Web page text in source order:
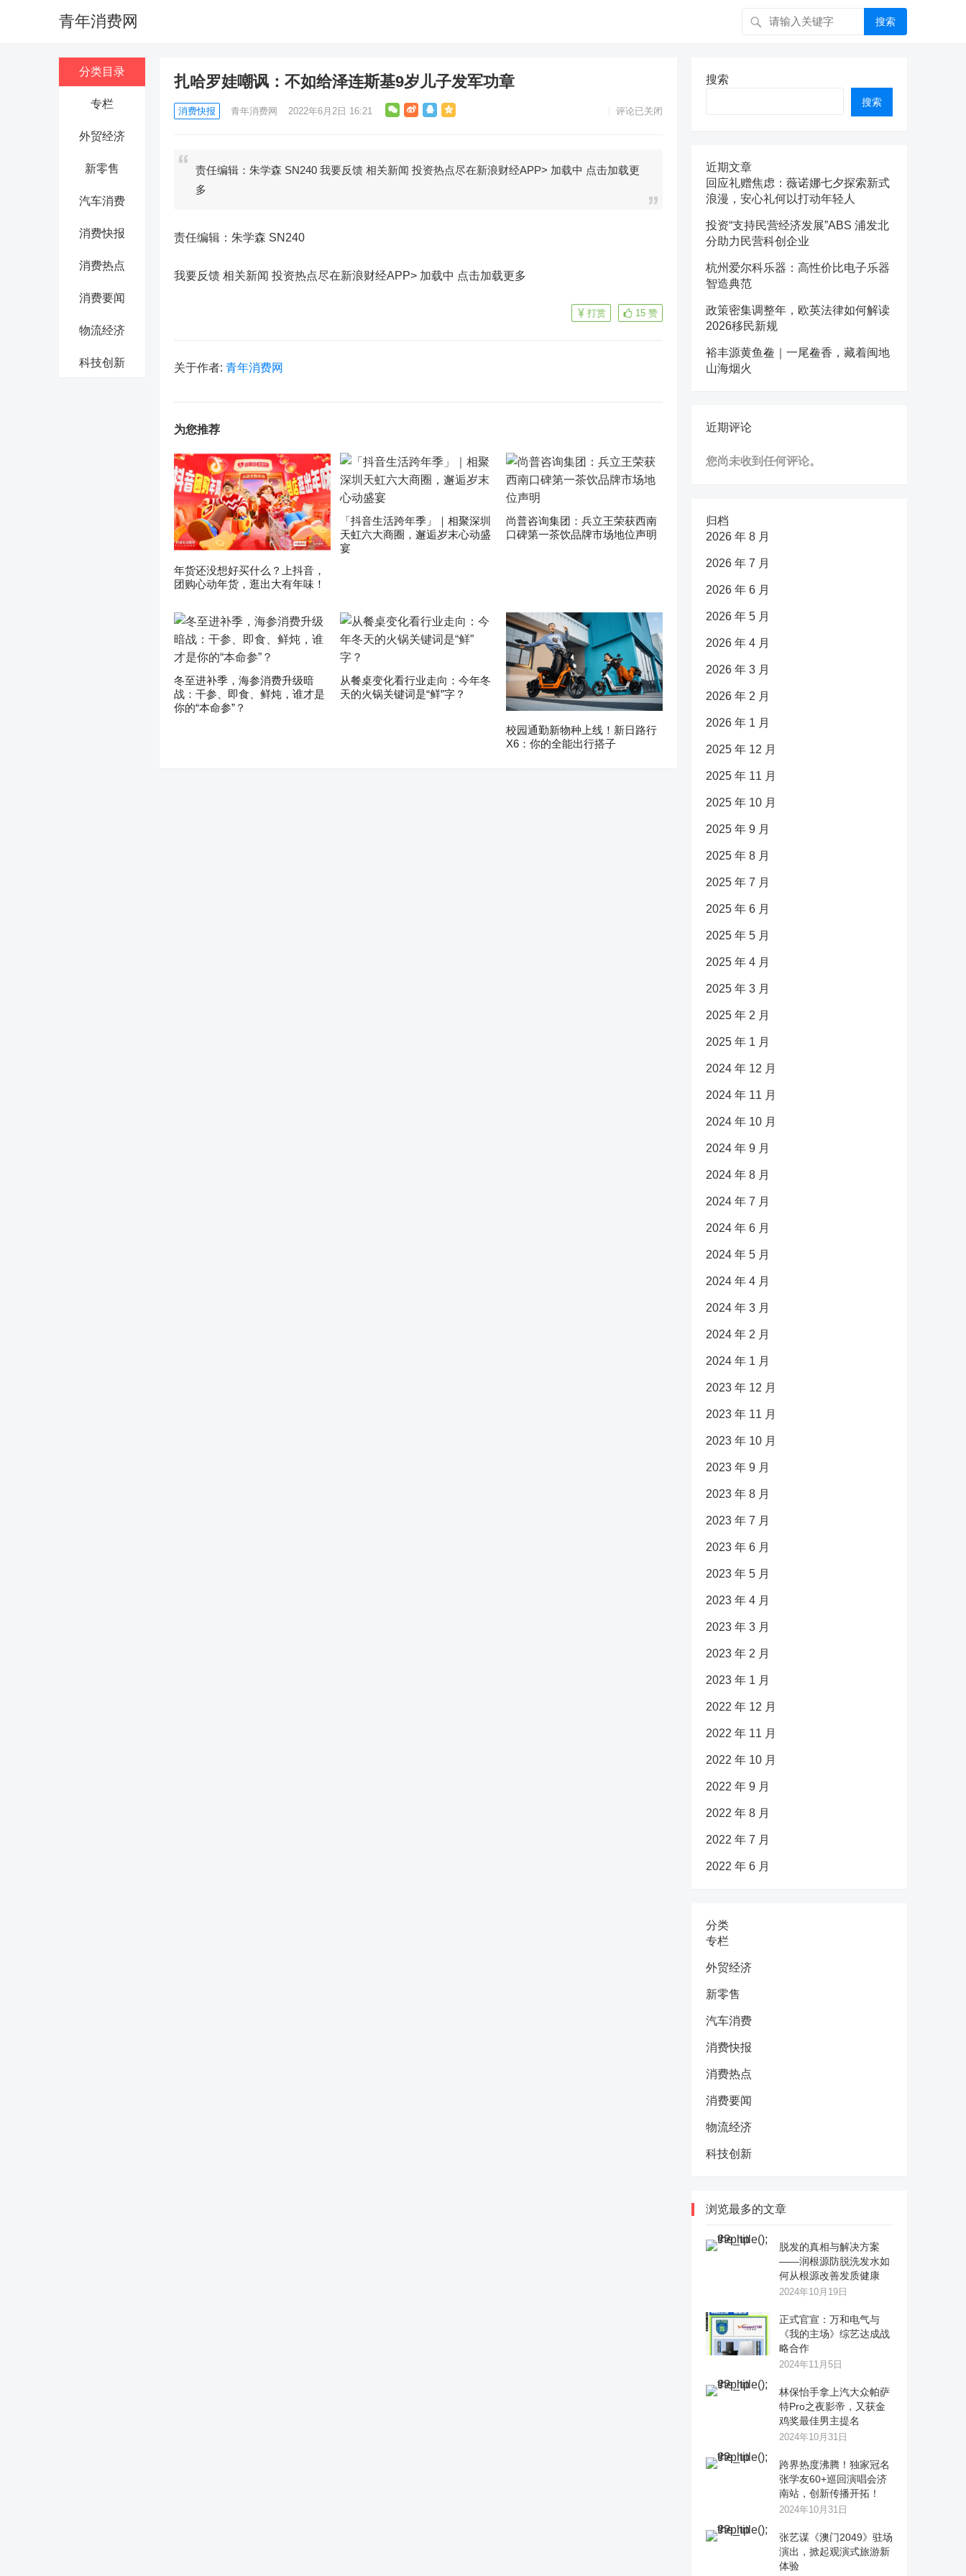
青年消费网 搜索
分类目录
专栏
外贸经济
新零售
汽车消费
消费快报
消费热点
消费要闻
物流经济
科技创新
扎哈罗娃嘲讽：不如给泽连斯基9岁儿子发军功章
消费快报 青年消费网 2022年6月2日 16:21 评论已关闭
责任编辑：朱学森 SN240 我要反馈 相关新闻 投资热点尽在新浪财经APP> 加载中 点击加载更
多
责任编辑：朱学森 SN240
我要反馈 相关新闻 投资热点尽在新浪财经APP> 加载中 点击加载更多
15 赞
打赏
关于作者: 青年消费网
为您推荐
年货还没想好买什么？上抖音，
团购心动年货，逛出大有年味！
「抖音生活跨年季」｜相聚深圳
天虹六大商圈，邂逅岁末心动盛
宴
尚普咨询集团：兵立王荣获西南
口碑第一茶饮品牌市场地位声明
冬至进补季，海参消费升级暗
战：干参、即食、鲜炖，谁才是
你的“本命参”？
从餐桌变化看行业走向：今年冬
天的火锅关键词是“鲜”字？
校园通勤新物种上线！新日路行
X6：你的全能出行搭子
搜索
搜索
近期文章
回应礼赠焦虑：薇诺娜七夕探索新式
浪漫，安心礼何以打动年轻人
投资“支持民营经济发展”ABS 浦发北
分助力民营科创企业
杭州爱尔科乐器：高性价比电子乐器
智造典范
政策密集调整年，欧英法律如何解读
2026移民新规
裕丰源黄鱼鲞｜一尾鲞香，藏着闽地
山海烟火
近期评论
您尚未收到任何评论。
归档
2026 年 8 月
2026 年 7 月
2026 年 6 月
2026 年 5 月
2026 年 4 月
2026 年 3 月
2026 年 2 月
2026 年 1 月
2025 年 12 月
2025 年 11 月
2025 年 10 月
2025 年 9 月
2025 年 8 月
2025 年 7 月
2025 年 6 月
2025 年 5 月
2025 年 4 月
2025 年 3 月
2025 年 2 月
2025 年 1 月
2024 年 12 月
2024 年 11 月
2024 年 10 月
2024 年 9 月
2024 年 8 月
2024 年 7 月
2024 年 6 月
2024 年 5 月
2024 年 4 月
2024 年 3 月
2024 年 2 月
2024 年 1 月
2023 年 12 月
2023 年 11 月
2023 年 10 月
2023 年 9 月
2023 年 8 月
2023 年 7 月
2023 年 6 月
2023 年 5 月
2023 年 4 月
2023 年 3 月
2023 年 2 月
2023 年 1 月
2022 年 12 月
2022 年 11 月
2022 年 10 月
2022 年 9 月
2022 年 8 月
2022 年 7 月
2022 年 6 月
分类
专栏
外贸经济
新零售
汽车消费
消费快报
消费热点
消费要闻
物流经济
科技创新
浏览最多的文章
脱发的真相与解决方案
——润根源防脱洗发水如
何从根源改善发质健康
2024年10月19日
正式官宣：万和电气与
《我的主场》综艺达成战
略合作
2024年11月5日
林保怡手拿上汽大众帕萨
特Pro之夜影帝，又获金
鸡奖最佳男主提名
2024年10月31日
跨界热度沸腾！独家冠名
张学友60+巡回演唱会济
南站，创新传播开拓！
2024年10月31日
张艺谋《澳门2049》驻场
演出，掀起观演式旅游新
体验